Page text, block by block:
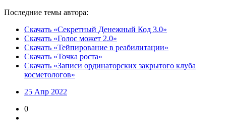
Последние темы автора:
Скачать «Секретный Денежный Код 3.0»
Скачать «Голос может 2.0»
Скачать «Тейпирование в реабилитации»
Скачать «Точка роста»
Скачать «Записи ординаторских закрытого клуба
косметологов»
25 Апр 2022
0